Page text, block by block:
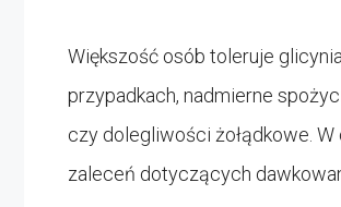
Większość osób toleruje
przypadkach, nadmierne
czy dolegliwości żołądkowe.
zaleceń dotyczących